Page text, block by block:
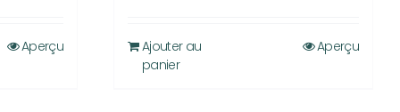
Aperçu
Ajouter au
panier
Aperçu